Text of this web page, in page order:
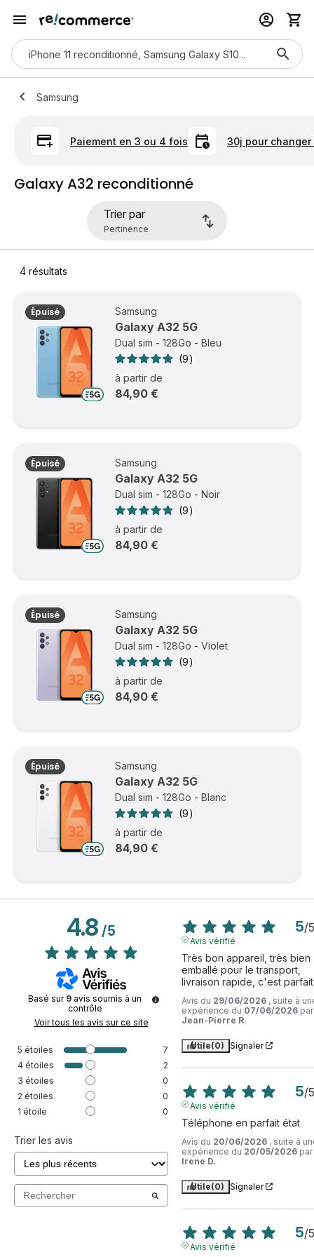
Samsung
Paiement en 3 ou 4 fois 30j pour
Galaxy A32 reconditionné
Trier par
4 résultats
Épuisé Samsung
Galaxy A32 5G
Dual sim - 128Go - Bleu
9
à partir de
84,90 €
Épuisé Samsung
Galaxy A32 5G
Dual sim - 128Go - Noir
9
à partir de
84,90 €
Épuisé Samsung
Galaxy A32 5G
Dual sim - 128Go - Violet
9
à partir de
84,90 €
Épuisé Samsung
Galaxy A32 5G
Dual sim - 128Go - Blanc
9
à partir de
84,90 €
4.8/5
Basé sur 9 avis soumis à un
contrôle
Voir tous les avis sur ce site
5 étoiles
7
4 étoiles
2
3 étoiles
0
2 étoiles
0
1 étoile 0
Trier les avis
5/5
Avis vérifié
Très bon appareil, très bien
emballé pour le transport,
livraison rapide, c'est parfait
Avis du 29/06/2026 , suite à
expérience du 07/06/2026 par
Jean-Pierre R.
Utile(0) Signaler
5/5
Avis vérifié
Téléphone en parfait état
Avis du 20/06/2026 , suite à
expérience du 20/05/2026 par
Irene D.
Utile(0) Signaler
5/5
Avis vérifié